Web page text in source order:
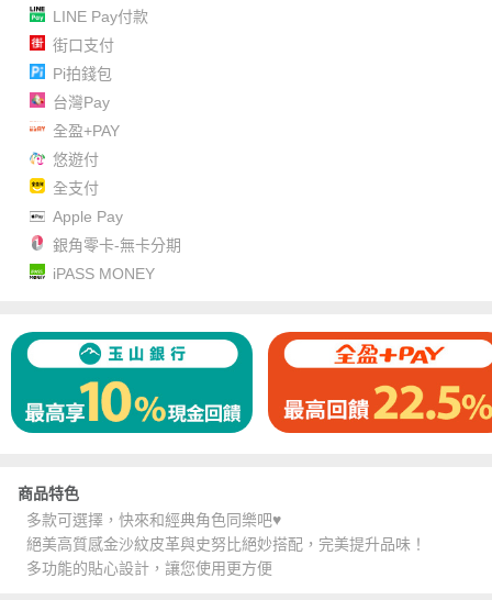
LINE Pay付款
街口支付
Pi拍錢包
台灣Pay
全盈+PAY
悠遊付
全支付
Apple Pay
銀角零卡-無卡分期
iPASS MONEY
商品特色
多款可選擇，快來和經典角色同樂吧♥
絕美高質感金沙紋皮革與史努比絕妙搭配，完美提升品味！
多功能的貼心設計，讓您使用更方便